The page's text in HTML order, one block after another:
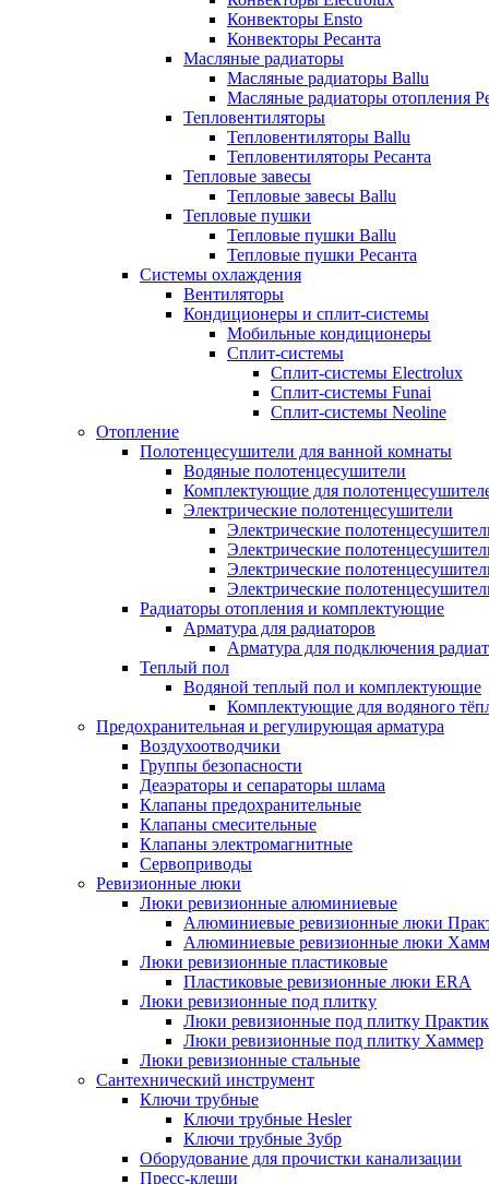
Конвекторы Ensto
Конвекторы Ресанта
Масляные радиаторы
Масляные радиаторы Ballu
Масляные радиаторы отопления
Тепловентиляторы
Тепловентиляторы Ballu
Тепловентиляторы Ресанта
Тепловые завесы
Тепловые завесы Ballu
Тепловые пушки
Тепловые пушки Ballu
Тепловые пушки Ресанта
Системы охлаждения
Вентиляторы
Кондиционеры и сплит-системы
Мобильные кондиционеры
Сплит-системы
Сплит-системы Electrolux
Сплит-системы Funai
Сплит-системы Neoline
Отопление
Полотенцесушители для ванной комнаты
Водяные полотенцесушители
Комплектующие для
Электрические полотенцесушители
Электрические
Электрические
Электрические
Электрические
Радиаторы отопления и комплектующие
Арматура для радиаторов
Арматура для подключения
Теплый пол
Водяной теплый пол и комплектующие
Комплектующие для водяного
Предохранительная и регулирующая арматура
Воздухоотводчики
Группы безопасности
Деаэраторы и сепараторы шлама
Клапаны предохранительные
Клапаны смесительные
Клапаны электромагнитные
Сервоприводы
Ревизионные люки
Люки ревизионные алюминиевые
Алюминиевые ревизионные люки
Алюминиевые ревизионные люки
Люки ревизионные пластиковые
Пластиковые ревизионные люки ERA
Люки ревизионные под плитку
Люки ревизионные под плитку
Люки ревизионные под плитку Хаммер
Люки ревизионные стальные
Сантехнический инструмент
Ключи трубные
Ключи трубные Hesler
Ключи трубные Зубр
Оборудование для прочистки канализации
Пресс-клещи